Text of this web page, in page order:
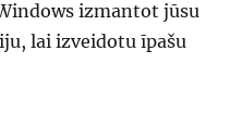
izmantot jūsu
lai izveidotu īpašu